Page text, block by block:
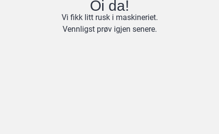
Oi da!
Vi fikk litt rusk i maskineriet.
Vennligst prøv igjen senere.